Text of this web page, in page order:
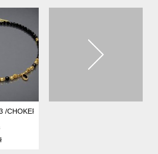
/CHOKER/ 22.09.25 - SZLACHETNA